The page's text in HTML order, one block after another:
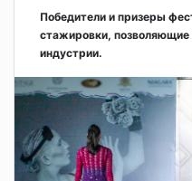
Победители и призеры
стажировки, позволяющие
индустрии.